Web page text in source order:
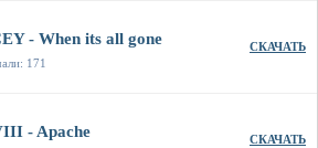
- When its all gone
171
СКАЧАТЬ
- Apache СКАЧАТЬ